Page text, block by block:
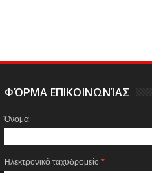
ΦΌΡΜΑ ΕΠΙΚΟΙΝΩΝΊΑΣ
Όνομα
Ηλεκτρονικό ταχυδρομείο*